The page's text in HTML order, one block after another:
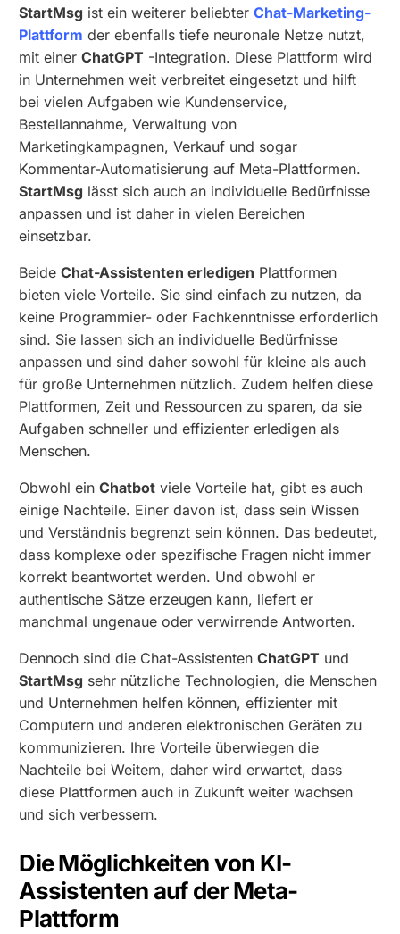
StartMsg ist ein weiterer beliebterChat-Marketing-
Plattform der ebenfalls tiefe neuronale Netze nutzt,
mit einerChatGPT -Integration. Diese Plattform wird
in Unternehmen weit verbreitet eingesetzt und hilft
bei vielen Aufgaben wie Kundenservice,
Bestellannahme, Verwaltung von
Marketingkampagnen, Verkauf und sogar
Kommentar-Automatisierung auf Meta-Plattformen.
StartMsg lässt sich auch an individuelle Bedürfnisse
anpassen und ist daher in vielen Bereichen
einsetzbar.
BeideChat-Assistenten erledigen Plattformen
bieten viele Vorteile. Sie sind einfach zu nutzen, da
keine Programmier- oder Fachkenntnisse erforderlich
sind. Sie lassen sich an individuelle Bedürfnisse
anpassen und sind daher sowohl für kleine als auch
für große Unternehmen nützlich. Zudem helfen diese
Plattformen, Zeit und Ressourcen zu sparen, da sie
Aufgaben schneller und effizienter erledigen als
Menschen.
Obwohl einChatbot viele Vorteile hat, gibt es auch
einige Nachteile. Einer davon ist, dass sein Wissen
und Verständnis begrenzt sein können. Das bedeutet,
dass komplexe oder spezifische Fragen nicht immer
korrekt beantwortet werden. Und obwohl er
authentische Sätze erzeugen kann, liefert er
manchmal ungenaue oder verwirrende Antworten.
Dennoch sind die Chat-AssistentenChatGPT und
StartMsg sehr nützliche Technologien, die Menschen
und Unternehmen helfen können, effizienter mit
Computern und anderen elektronischen Geräten zu
kommunizieren. Ihre Vorteile überwiegen die
Nachteile bei Weitem, daher wird erwartet, dass
diese Plattformen auch in Zukunft weiter wachsen
und sich verbessern.
Die Möglichkeiten von KI-
Assistenten auf der Meta-
Plattform